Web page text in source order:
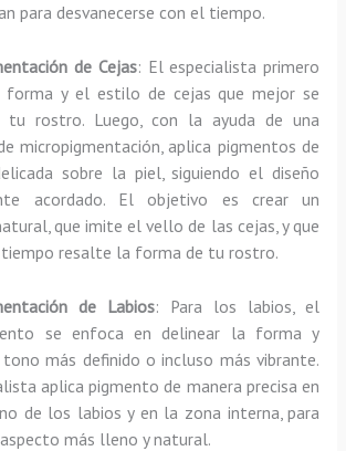
para desvanecerse con el tiempo.
de Cejas: El especialista primero
forma y el estilo de cejas que mejor se
tu rostro. Luego, con la ayuda de una
micropigmentación, aplica pigmentos de
sobre la piel, siguiendo el diseño
acordado. El objetivo es crear un
que imite el vello de las cejas, y que
resalte la forma de tu rostro.
de Labios: Para los labios, el
se enfoca en delinear la forma y
más definido o incluso más vibrante.
aplica pigmento de manera precisa en
de los labios y en la zona interna, para
más lleno y natural.